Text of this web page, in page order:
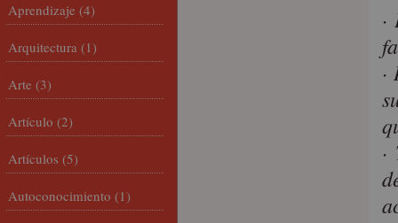
Aprendizaje (4)
Arquitectura (1)
Arte (3)
Artículo (2)
Artículos (5)
Autoconocimiento (1)